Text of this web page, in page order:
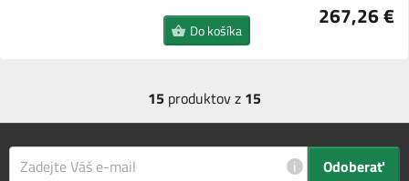
267,26 €
Do košíka
15 produktov z 15
i Odoberať